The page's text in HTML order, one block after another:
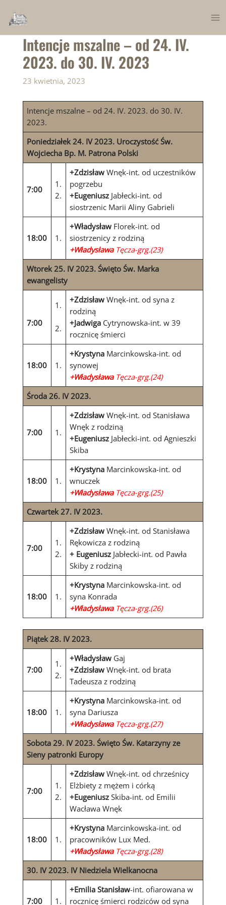
content
Intencje mszalne – od 24. IV.
2023. do 30. IV. 2023
23 kwietnia, 2023
Intencje mszalne – od 24. IV. 2023. do 30. IV.
2023.
Poniedziałek 24. IV 2023. Uroczystość Św.
Wojciecha Bp. M. Patrona Polski
7:00
1.
2.
+ZdzisławWnęk-int. od uczestników
pogrzebu
+Eugeniusz Jabłecki-int. od
siostrzenic Marii Aliny Gabrieli
18:00 1.
+Władysław Florek-int. od
siostrzenicy z rodziną
+Władysława Tęcza-grg.(23)
Wtorek 25. IV 2023. Święto Św. Marka
ewangelisty
7:00
1.
2.
+Zdzisław Wnęk-int. od syna z
rodziną
+Jadwiga Cytrynowska-int. w 39
rocznicę śmierci
18:00 1.
+Krystyna Marcinkowska-int. od
synowej
+Władysława Tęcza-grg.(24)
Środa 26. IV 2023.
7:00 1.
+ZdzisławWnęk-int. od Stanisława
Wnęk z rodziną
+Eugeniusz Jabłecki-int. od Agnieszki
Skiba
18:00 1.
+Krystyna Marcinkowska-int. od
wnuczek
+Władysława Tęcza-grg.(25)
Czwartek 27. IV 2023.
7:00
1.
2.
+ZdzisławWnęk-int. od Stanisława
Rękowicza z rodziną
+ Eugeniusz Jabłecki-int. od Pawła
Skiby z rodziną
18:00 1.
+Krystyna Marcinkowska-int. od
syna Konrada
+Władysława Tęcza-grg.(26)
Piątek 28. IV 2023.
7:00
1.
2.
+Władysław Gaj
+ZdzisławWnęk-int. od brata
Tadeusza z rodziną
18:00 1.
+Krystyna Marcinkowska-int. od
syna Dariusza
+Władysława Tęcza-grg.(27)
Sobota 29. IV 2023. Święto Św. Katarzyny ze
Sieny patronki Europy
7:00
1.
2.
+ZdzisławWnęk-int. od chrześnicy
Elżbiety z mężem i córką
+EugeniuszSkiba-int. od Emilii
Wacława Wnęk
18:00 1.
+Krystyna Marcinkowska-int. od
pracowników Lux Med.
+Władysława Tęcza-grg.(28)
30. IV 2023. IV Niedziela Wielkanocna
7:00 1.
+Emilia Stanisław-int. ofiarowana w
rocznicę śmierci rodziców od syna